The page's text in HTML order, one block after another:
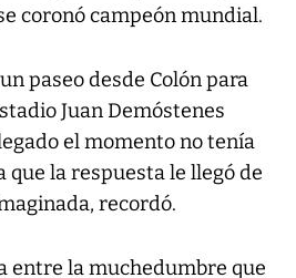
coronó campeón mundial.
paseo desde Colón para
Juan Demóstenes
el momento no tenía
que la respuesta le llegó de
recordó.
entre la muchedumbre que